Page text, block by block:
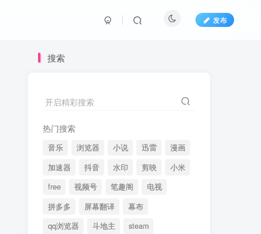
发布
搜索
开启精彩搜索
热门搜索
音乐 浏览器 小说 迅雷
漫画
加速器
抖音 水印 剪映
小米
free
视频号 笔趣阁
电视
拼多多
屏幕翻译
幕布
qq浏览器
斗地主 steam